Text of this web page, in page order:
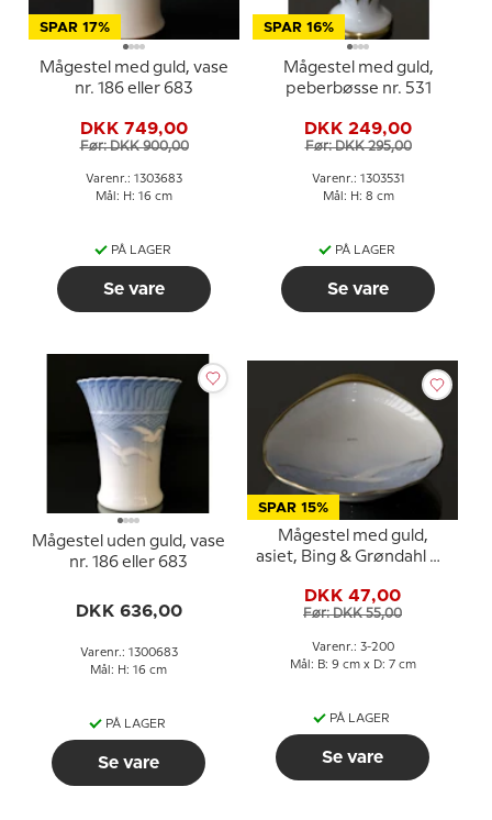
SPAR 17%
Mågestel med guld, vase
nr. 186 eller 683
DKK 749,00
Før: DKK 900,00
Varenr.: 1303683
Mål: H: 16 cm
PÅ LAGER
Se vare
SPAR 16%
Mågestel med guld,
peberbøsse nr. 531
DKK 249,00
Før: DKK 295,00
Varenr.: 1303531
Mål: H: 8 cm
PÅ LAGER
Se vare
Mågestel uden guld, vase
nr. 186 eller 683
DKK 636,00
Varenr.: 1300683
Mål: H: 16 cm
PÅ LAGER
Se vare
SPAR 15%
Mågestel med guld,
asiet, Bing & Grøndahl nr.
DKK 47,00
Før: DKK 55,00
Varenr.: 3-200
Mål: B: 9 cm x D: 7 cm
PÅ LAGER
Se vare